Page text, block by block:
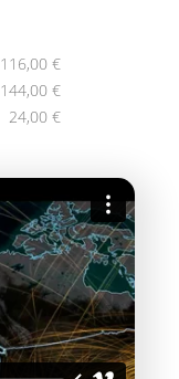
116,00 €
144,00 €
24,00 €